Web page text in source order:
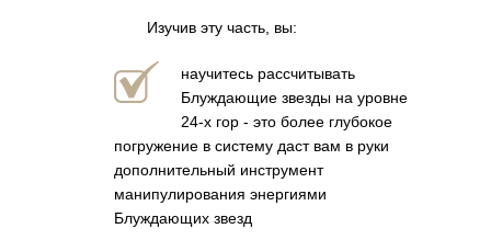
Изучив эту часть, вы:
научитесь рассчитывать
Блуждающие звезды на уровне
24-х гор - это более глубокое
погружение в систему даст вам в руки
дополнительный инструмент
манипулирования энергиями
Блуждающих звезд